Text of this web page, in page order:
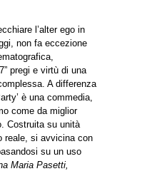
l’alter ego in
non fa eccezione
pregi e virtù di una
A differenza
è una commedia,
come da miglior
Costruita su unità
reale, si avvicina con
su un uso
Maria Pasetti,